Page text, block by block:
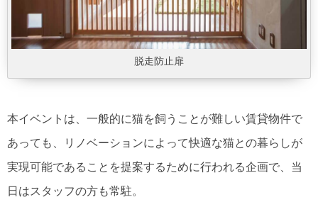
脱走防止扉
本イベントは、一般的に猫を飼うことが難しい賃貸物件で
あっても、リノベーションによって快適な猫との暮らしが
実現可能であることを提案するために行われる企画で、当
日はスタッフの方も常駐。